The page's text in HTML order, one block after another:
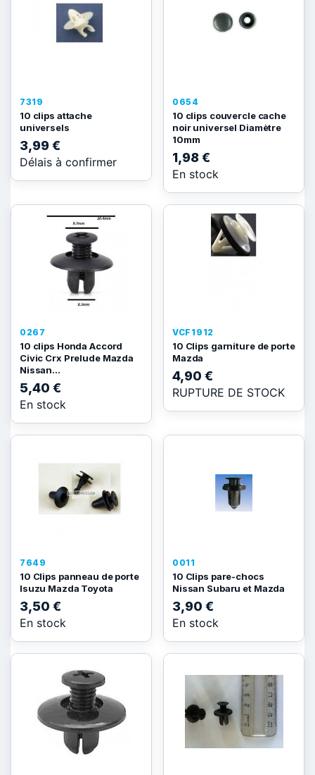
7319
10 clips attache
universels
3,99 €
Délais à confirmer
0654
10 clips couvercle cache
noir universel Diamètre
10mm
1,98 €
En stock
0267
10 clips Honda Accord
Civic Crx Prelude Mazda
Nissan...
5,40 €
En stock
VCF1912
10 Clips garniture de porte
Mazda
4,90 €
RUPTURE DE STOCK
7649
10 Clips panneau de porte
Isuzu Mazda Toyota
3,50 €
En stock
0011
10 Clips pare-chocs
Nissan Subaru et Mazda
3,90 €
En stock